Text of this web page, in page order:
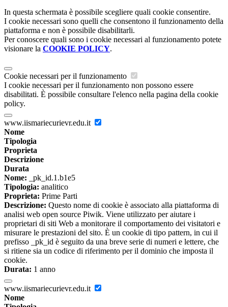
In questa schermata è possibile scegliere quali cookie consentire.
I cookie necessari sono quelli che consentono il funzionamento della
piattaforma e non è possibile disabilitarli.
Per conoscere quali sono i cookie necessari al funzionamento potete
visionare la COOKIE POLICY.
Cookie necessari per il funzionamento
I cookie necessari per il funzionamento non possono essere
disabilitati. È possibile consultare l'elenco nella pagina della cookie
policy.
www.iismariecurievr.edu.it
Nome
Tipologia
Proprieta
Descrizione
Durata
Nome: _pk_id.1.b1e5
Tipologia: analitico
Proprieta: Prime Parti
Descrizione: Questo nome di cookie è associato alla piattaforma di
analisi web open source Piwik. Viene utilizzato per aiutare i
proprietari di siti Web a monitorare il comportamento dei visitatori e
misurare le prestazioni del sito. È un cookie di tipo pattern, in cui il
prefisso _pk_id è seguito da una breve serie di numeri e lettere, che
si ritiene sia un codice di riferimento per il dominio che imposta il
cookie.
Durata: 1 anno
www.iismariecurievr.edu.it
Nome